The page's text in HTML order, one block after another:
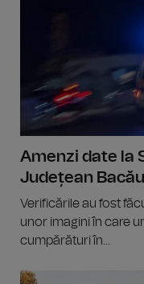
Amenzi date la
Județean
Verificările au fost
unor imagini în care
cumpărături în...